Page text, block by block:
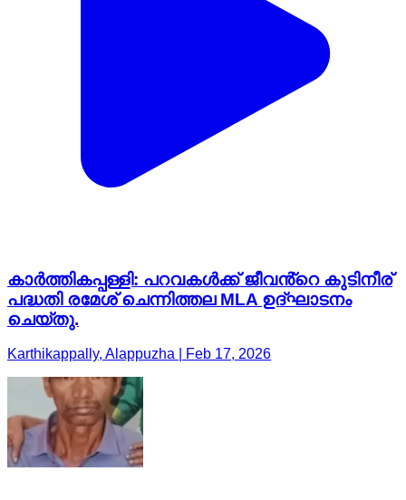
കാർത്തികപ്പള്ളി: പറവകൾക്ക് ജീവൻ്റെ കുടിനീര്
പദ്ധതി രമേശ് ചെന്നിത്തല MLA ഉദ്ഘാടനം
ചെയ്തു.
Karthikappally, Alappuzha | Feb 17, 2026